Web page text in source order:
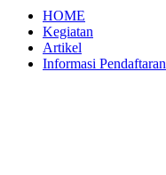
HOME
Kegiatan
Artikel
Informasi Pendaftaran